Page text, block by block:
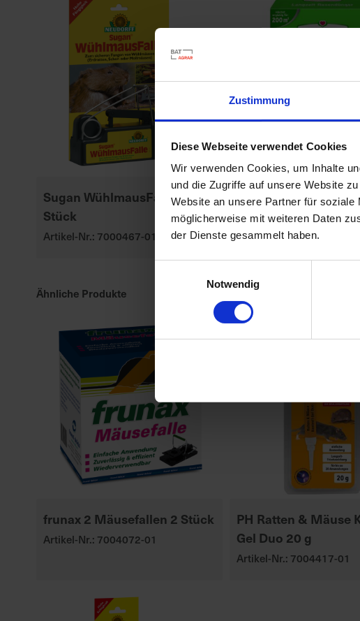
Zustimmung
Diese Webseite verwendet Cookies
Wir verwenden Cookies, um Inhalte
und die Zugriffe auf unsere Website
Website an unsere Partner für soziale
möglicherweise mit weiteren Daten
der Dienste gesammelt haben.
Notwendig
Sugan WühlmausFalle 1
Stück
Artikel-Nr.: 7000467-01
Substral Langzeit
Dünger
Artikel-Nr.: 7000287-05-
Ähnliche Produkte
frunax 2 Mäusefallen 2 Stück
Artikel-Nr.: 7004072-01
PH Ratten & Mäuse
Gel Duo 20 g
Artikel-Nr.: 7004417-01